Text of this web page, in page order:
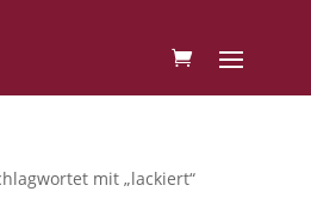
mit „lackiert“